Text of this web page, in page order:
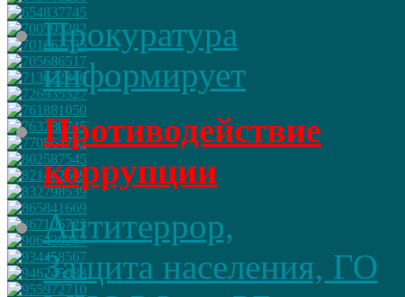
Прокуратура
информирует
Противодействие
коррупции
Антитеррор,
Защита населения, ГО